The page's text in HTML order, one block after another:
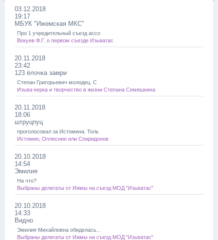
03.12.2018
19:17
МБУК "Ижемская МКС"
Про 1 учредительный съезд ассо
Вокуев Ф.Г. о первом съезде Изьватас
20.11.2018
23:42
123 ёлочка замри
Степан Григорьевич молодец. С
Изьва-керка и творчество в жизни Степана Семяшкина
20.11.2018
18:06
штруцпуц
проголосовал за Истомина. Толь
Истомин, Оплеснин или Спиридонов
20.10.2018
14:54
Эмилия
На что?
Выбраны делегаты от Ижмы на съезд МОД "Изьватас"
20.10.2018
14:33
Видно
Эмилия Михайловна обиделась...
Выбраны делегаты от Ижмы на съезд МОД "Изьватас"